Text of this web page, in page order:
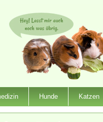
Hunde Katzen